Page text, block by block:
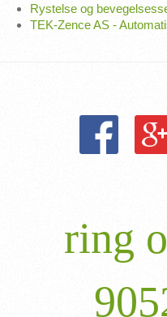
Rystelse og
TEK-Zence AS -
ring